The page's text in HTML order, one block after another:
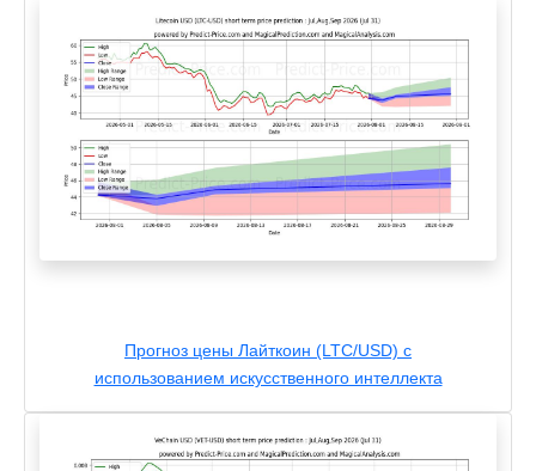
Прогноз цены Лайткоин (LTC/USD) с
использованием искусственного интеллекта